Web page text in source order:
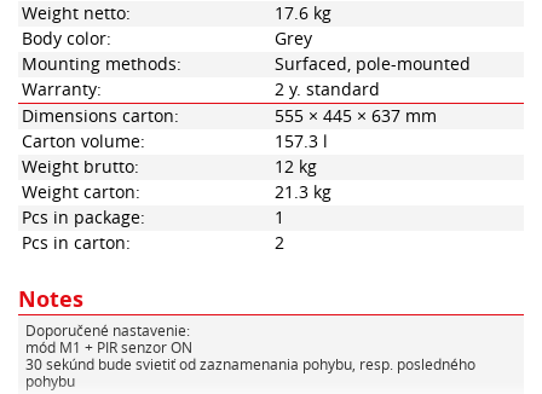
Weight netto:
17.6 kg
Body color:
Grey
Mounting methods:
Surfaced, pole-mounted
Warranty:
2 y. standard
Dimensions carton:
555 × 445 × 637 mm
Carton volume:
157.3 l
Weight brutto:
12 kg
Weight carton:
21.3 kg
Pcs in package:
1
Pcs in carton:
2
Notes
Doporučené nastavenie:
mód M1 + PIR senzor ON
30 sekúnd bude svietiť od zaznamenania pohybu, resp. posledného
pohybu